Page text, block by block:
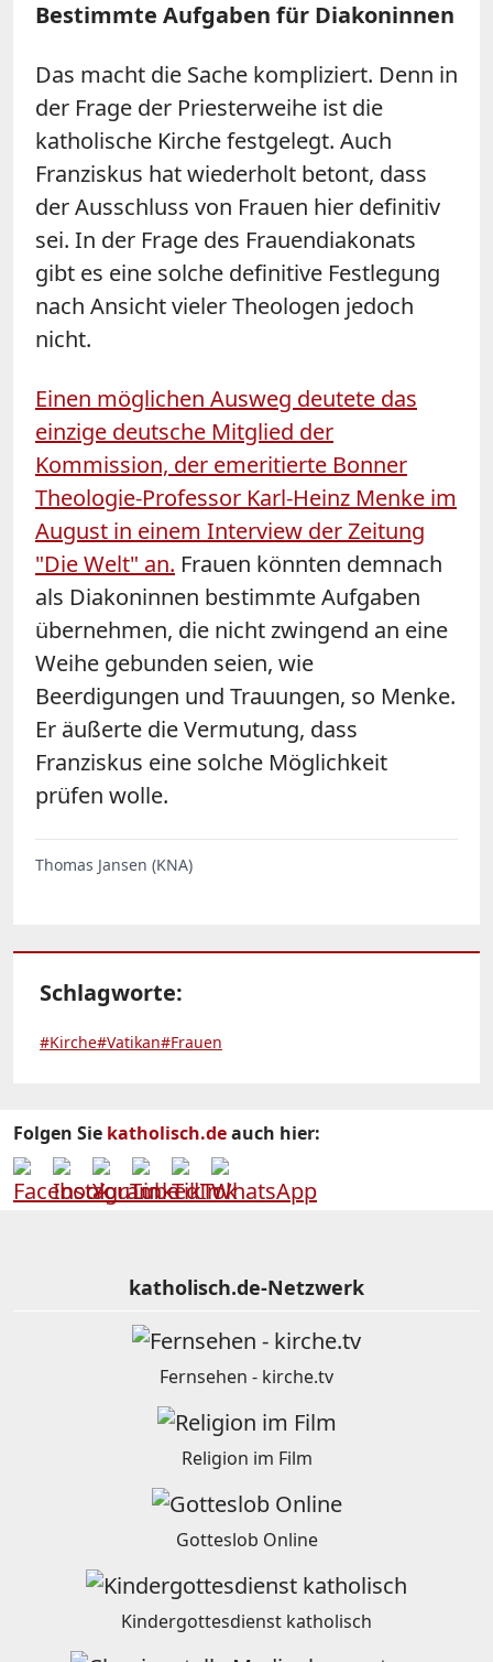
Bestimmte Aufgaben für Diakoninnen
Das macht die Sache kompliziert. Denn in
der Frage der Priesterweihe ist die
katholische Kirche festgelegt. Auch
Franziskus hat wiederholt betont, dass
der Ausschluss von Frauen hier definitiv
sei. In der Frage des Frauendiakonats
gibt es eine solche definitive Festlegung
nach Ansicht vieler Theologen jedoch
nicht.
Einen möglichen Ausweg deutete das
einzige deutsche Mitglied der
Kommission, der emeritierte Bonner
Theologie-Professor Karl-Heinz Menke im
August in einem Interview der Zeitung
"Die Welt" an. Frauen könnten demnach
als Diakoninnen bestimmte Aufgaben
übernehmen, die nicht zwingend an eine
Weihe gebunden seien, wie
Beerdigungen und Trauungen, so Menke.
Er äußerte die Vermutung, dass
Franziskus eine solche Möglichkeit
prüfen wolle.
Thomas Jansen (KNA)
Schlagworte:
#Kirche#Vatikan#Frauen
Folgen Sie katholisch.deauch hier:
katholisch.de-Netzwerk
Fernsehen - kirche.tv
Religion im Film
Gotteslob Online
Kindergottesdienst katholisch